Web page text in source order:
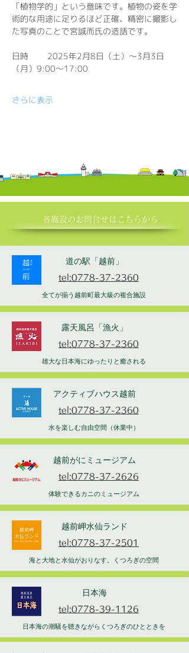
「植物学的」という意味です。植物の姿を学
術的な用途に足りるほど正確、精密に撮影し
た写真のことで宮誠而氏の造語です。
日時        2025年2月8日（土）～3月3日
（月）9:00～17:00
さらに表示
各施設の​お問合せはこちらから
道の駅「越前」
tel:0778-37-2360
全てが揃う越前町最大級の複合施設
露天風呂「漁火」
tel:0778-37-2360
雄大な日本海にゆったりと癒される
アクティブハウス越前
tel:0778-37-2360
水を楽しむ自由空間（休業中）
越前がにミュージアム
tel:0778-37-2626
体験できるカニのミュージアム
越前岬水仙ランド
tel:0778-37-2501
海と大地と水仙がおりなす。くつろぎの空間
日本海
tel:0778-39-1126
日本海の潮騒を聴きながらくつろぎのひとときを